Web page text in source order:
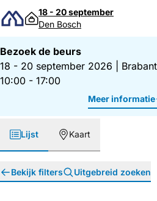
Direct naar inhoud
18 - 20 september
Den Bosch
Bezoek de beurs
18 - 20 september 2026
10:00 - 17:00
Meer informatie
Lijst Kaart
Bekijk filters Uitgebreid zoeken